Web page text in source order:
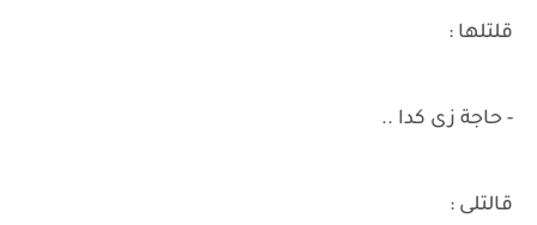
قلتلها :
- حاجة زى كدا ..
قالتلى :